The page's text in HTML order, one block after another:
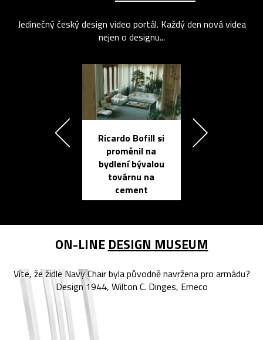
Jedinečný český design video portál. Každý den nová videa
nejen o designu...
Ricardo Bofill si
proměnil na
bydlení bývalou
továrnu na
cement
ON-LINE DESIGN MUSEUM
Víte, že židle Navy Chair byla původně navržena pro armádu?
Design 1944, Wilton C. Dinges, Emeco